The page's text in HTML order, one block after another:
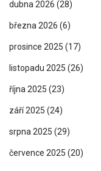
dubna 2026 (28)
března 2026 (6)
prosince 2025 (17)
listopadu 2025 (26)
října 2025 (23)
září 2025 (24)
srpna 2025 (29)
července 2025 (20)